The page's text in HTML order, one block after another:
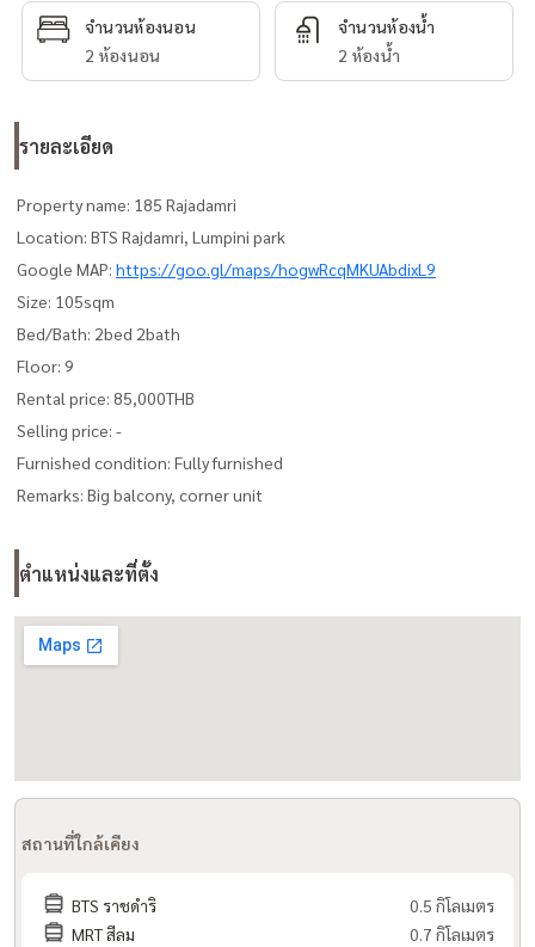
จำนวนห้องนอน
2 ห้องนอน
จำนวนห้องน้ำ
2 ห้องน้ำ
รายละเอียด
Property name: 185 Rajadamri
Location: BTS Rajdamri, Lumpini park
Google MAP: https://goo.gl/maps/hogwRcqMKUAbdixL9
Size: 105sqm
Bed/Bath: 2bed 2bath
Floor: 9
Rental price: 85,000THB
Selling price: -
Furnished condition: Fully furnished
Remarks: Big balcony, corner unit
ตำแหน่งและที่ตั้ง
สถานที่ใกล้เคียง
BTS ราชดำริ
0.5 กิโลเมตร
MRT สีลม
0.7 กิโลเมตร